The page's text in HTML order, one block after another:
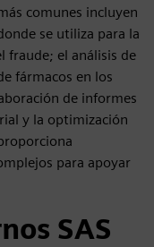
comunes incluyen
se utiliza para la
fraude; el análisis de
fármacos en los
de informes
y la optimización
para apoyar
SAS